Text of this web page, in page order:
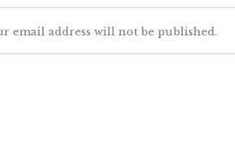
email address will not be published.